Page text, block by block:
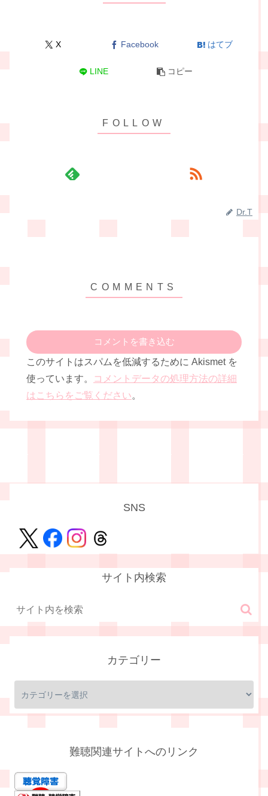
X Facebook はてブ
LINE コピー
Dr.T
コメントを書き込む
このサイトはスパムを低減するために Akismet を
使っています。
コメントデータの処理方法の詳細
はこちらをご覧ください。
SNS
サイト内検索
カテゴリー
難聴関連サイトへのリンク